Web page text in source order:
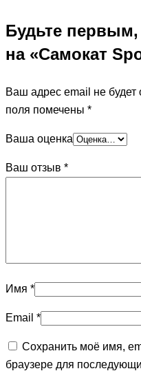
Будьте первым,
на «Самокат
Ваш адрес email не будет
поля помечены *
Ваша оценка
Ваш отзыв *
Имя *
Email *
Сохранить моё имя,
браузере для